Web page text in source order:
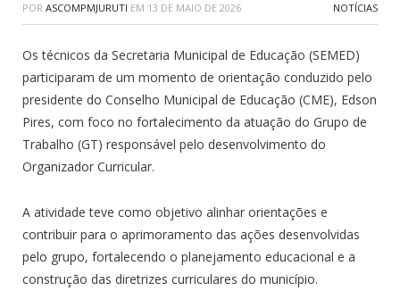
POR ASCOMPMJURUTI EM 13 DE MAIO DE 2026 NOTÍCIAS
Os técnicos da Secretaria Municipal de Educação (SEMED)
participaram de um momento de orientação conduzido pelo
presidente do Conselho Municipal de Educação (CME), Edson
Pires, com foco no fortalecimento da atuação do Grupo de
Trabalho (GT) responsável pelo desenvolvimento do
Organizador Curricular.
A atividade teve como objetivo alinhar orientações e
contribuir para o aprimoramento das ações desenvolvidas
pelo grupo, fortalecendo o planejamento educacional e a
construção das diretrizes curriculares do município.